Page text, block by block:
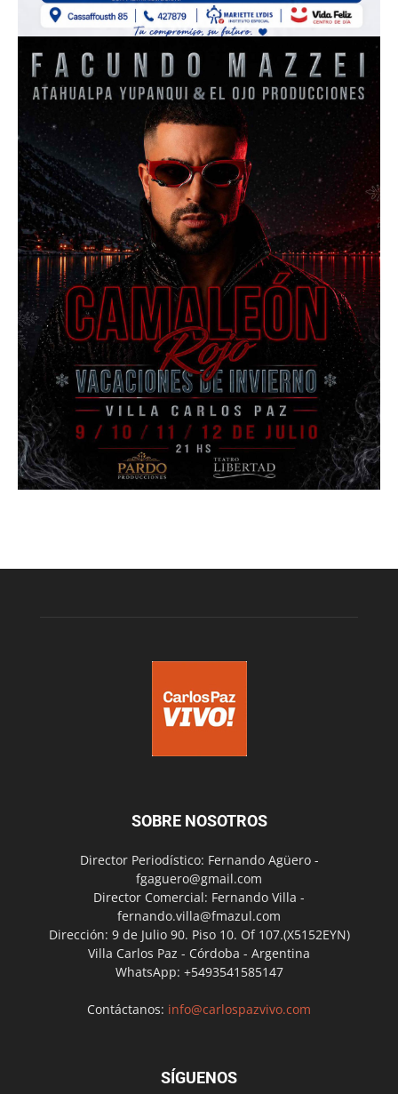
SOBRE NOSOTROS
Director Periodístico: Fernando Agüero -
fgaguero@gmail.com
Director Comercial: Fernando Villa -
fernando.villa@fmazul.com
Dirección: 9 de Julio 90. Piso 10. Of 107.(X5152EYN)
Villa Carlos Paz - Córdoba - Argentina
WhatsApp: +5493541585147
Contáctanos: info@carlospazvivo.com
SÍGUENOS